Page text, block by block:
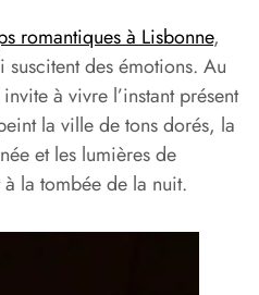
romantiques à Lisbonne,
des émotions. Au
à vivre l’instant présent
la ville de tons dorés, la
et les lumières de
la tombée de la nuit.